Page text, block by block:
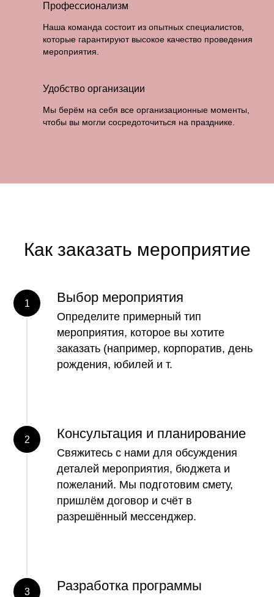
Профессионализм
Наша команда состоит из опытных специалистов,
которые гарантируют высокое качество проведения
мероприятия.
Удобство организации
Мы берём на себя все организационные моменты,
чтобы вы могли сосредоточиться на празднике.
Как заказать мероприятие
Выбор мероприятия
Определите примерный тип
мероприятия, которое вы хотите
заказать (например, корпоратив, день
рождения, юбилей и т.
Консультация и планирование
Свяжитесь с нами для обсуждения
деталей мероприятия, бюджета и
пожеланий. Мы подготовим смету,
пришлём договор и счёт в
разрешённый мессенджер.
Разработка программы